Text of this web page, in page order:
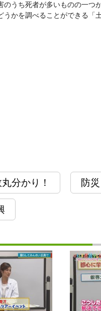
のうち死者が多いものの一つ
うかを調べることができる「
分かり！ 防災